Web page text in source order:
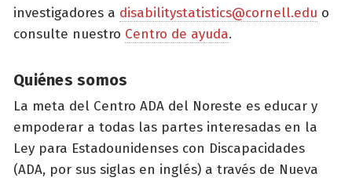
investigadores a disabilitystatistics@cornell.edu o
consulte nuestro Centro de ayuda.
Quiénes somos
La meta del Centro ADA del Noreste es educar y
empoderar a todas las partes interesadas en la
Ley para Estadounidenses con Discapacidades
(ADA, por sus siglas en inglés) a través de Nueva